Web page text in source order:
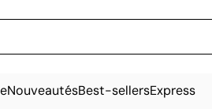
NouveautésBest-sellersExpress